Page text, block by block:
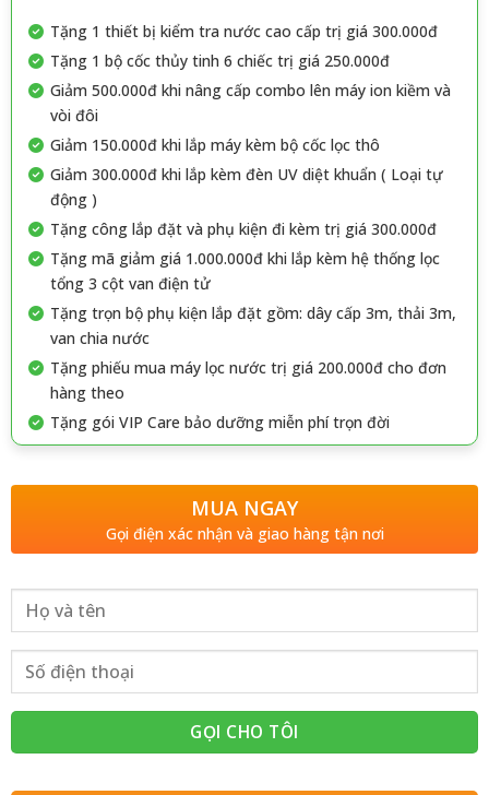
Tặng 1 thiết bị kiểm tra nước cao cấp trị giá 300.000đ
Tặng 1 bộ cốc thủy tinh 6 chiếc trị giá 250.000đ
Giảm 500.000đ khi nâng cấp combo lên máy ion kiềm và
vòi đôi
Giảm 150.000đ khi lắp máy kèm bộ cốc lọc thô
Giảm 300.000đ khi lắp kèm đèn UV diệt khuẩn ( Loại tự
động )
Tặng công lắp đặt và phụ kiện đi kèm trị giá 300.000đ
Tặng mã giảm giá 1.000.000đ khi lắp kèm hệ thống lọc
tổng 3 cột van điện tử
Tặng trọn bộ phụ kiện lắp đặt gồm: dây cấp 3m, thải 3m,
van chia nước
Tặng phiếu mua máy lọc nước trị giá 200.000đ cho đơn
hàng theo
Tặng gói VIP Care bảo dưỡng miễn phí trọn đời
MUA NGAY
Gọi điện xác nhận và giao hàng tận nơi